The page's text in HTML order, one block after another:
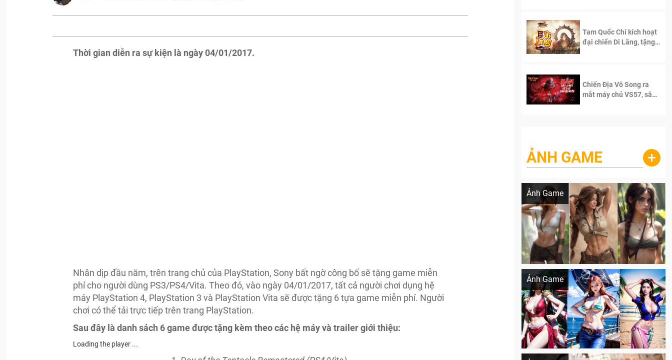
Thời gian diễn ra sự kiện là ngày 04/01/2017.
Nhân dịp đầu năm, trên trang chủ của PlayStation, Sony bất ngờ công bố sẽ tặng game miễn
phí cho người dùng PS3/PS4/Vita. Theo đó, vào ngày 04/01/2017, tất cả người chơi dụng hệ
máy PlayStation 4, PlayStation 3 và PlayStation Vita sẽ được tặng 6 tựa game miễn phí. Người
chơi có thể tải trực tiếp trên trang PlayStation.
Sau đây là danh sách 6 game được tặng kèm theo các hệ máy và trailer giới thiệu:
Loading the player ...
Tam Quốc Chí kích hoạt
đại chiến Di Lăng, tặng
Chiến Địa Vô Song ra
mắt máy chủ VS57, sân
ẢNH GAME +
Ảnh Game
Lala Croft vừa nóng vừa xinh dưới nét vẽ
Ảnh Game
Khi AI Cosplay gái đẹp One Piece
Cosplay Xiangling siêu cute